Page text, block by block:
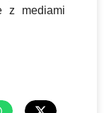
z mediami